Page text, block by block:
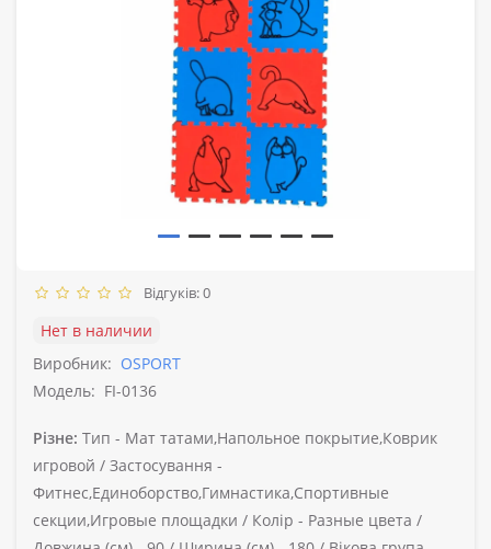
Відгуків: 0
Нет в наличии
Виробник: OSPORT
Модель: FI-0136
Різне: Тип - Мат татами,Напольное покрытие,Коврик
игровой / Застосування -
Фитнес,Единоборство,Гимнастика,Спортивные
секции,Игровые площадки / Колір - Разные цвета /